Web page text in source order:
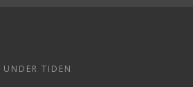
TIDEN